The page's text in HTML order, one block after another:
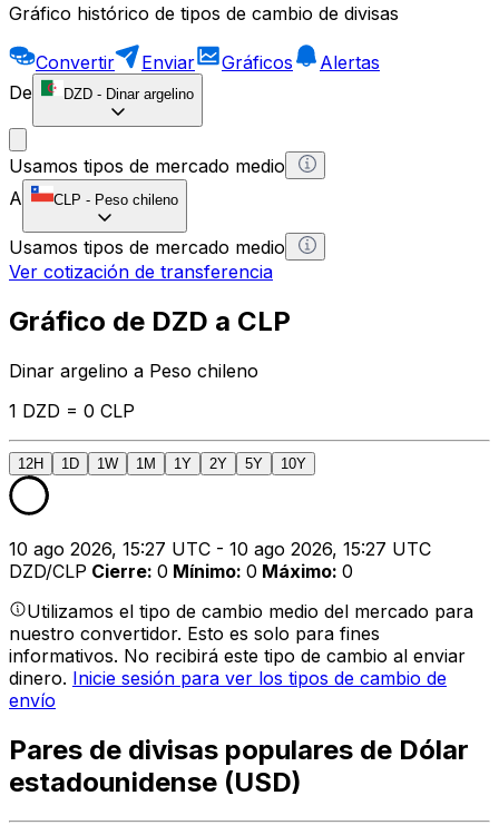
Gráfico histórico de tipos de cambio de divisas
Convertir Enviar Gráficos
Alertas
De
DZD - Dinar argelino
Usamos tipos de mercado medio
A
CLP - Peso chileno
Usamos tipos de mercado medio
Ver cotización de transferencia
Gráfico de DZD a CLP
Dinar argelino a Peso chileno
1 DZD = 0 CLP
12H 1D 1W 1M 1Y 2Y 5Y 10Y
10 ago 2026, 15:27 UTC - 10 ago 2026, 15:27 UTC
DZD/CLP Cierre: 0 Mínimo: 0 Máximo: 0
Utilizamos el tipo de cambio medio del mercado para
nuestro convertidor. Esto es solo para fines
informativos. No recibirá este tipo de cambio al enviar
dinero. Inicie sesión para ver los tipos de cambio de
envío
Pares de divisas populares de Dólar
estadounidense (USD)